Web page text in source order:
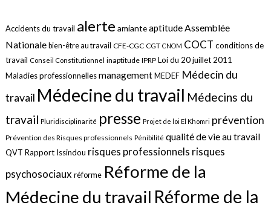
Accidents du travail alerte amianteaptitudeAssemblée
Nationale bien-être au travail CFE-CGC CGT CNOM COCT conditions de
travail Conseil Constitutionnel inaptitude IPRP Loi du 20 juillet 2011
Maladies professionnellesmanagement MEDEF Médecin du
travail Médecine du travail Médecins du
travail Pluridisciplinarité presse Projet de loi El Khomri prévention
Prévention des Risques professionnels Pénibilité qualité de vie au travail
QVT Rapport Issindou risques professionnels risques
psychosociauxréforme Réforme de la
Médecine du travail Réforme de la